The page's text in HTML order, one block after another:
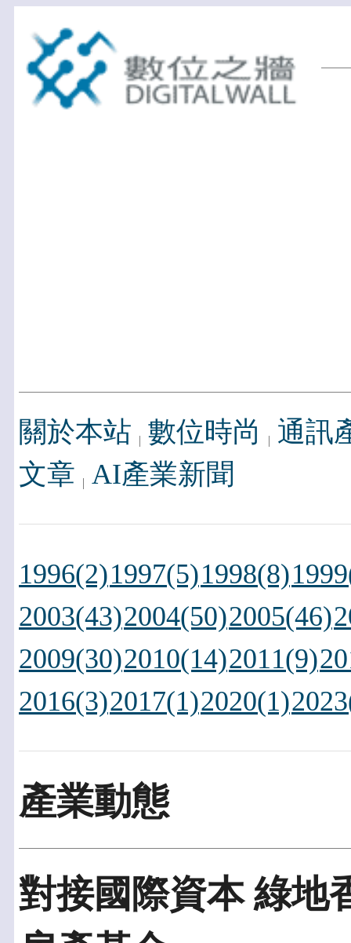
關於本站 數位時尚
通訊
文章 AI產業新聞
1996(2)1997(5)1998(8)
2003(43)2004(50)2005(46)
2009(30)2010(14)2011(9)
2016(3)2017(1)2020(1)
產業動態
對接國際資本 綠地